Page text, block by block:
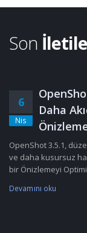
Son
6
Nis
Daha
OpenShot 3.5.1,
ve daha kusursuz
bir Önizlemeyi
Devamını oku